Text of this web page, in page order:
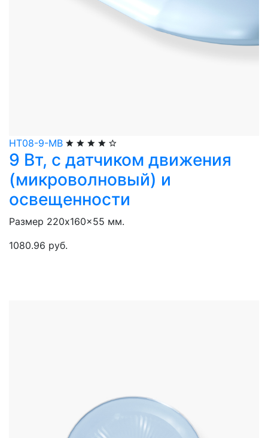
НТ08-9-МВ
9 Вт, с датчиком движения
(микроволновый) и
освещенности
Размер 220x160x55 мм.
1080.96 руб.